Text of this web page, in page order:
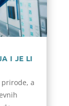
i je li
a